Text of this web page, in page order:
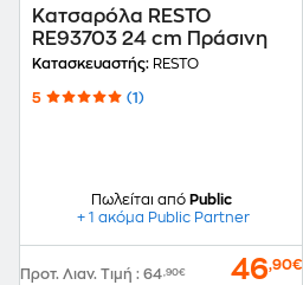
Κατσαρόλα RESTO
RE93703 24 cm Πράσινη
Κατασκευαστής: RESTO
5 (1)
Πωλείται από Public
+ 1 ακόμα Public Partner
Προτ. Λιαν. Τιμή : 64,90€ 46,90€